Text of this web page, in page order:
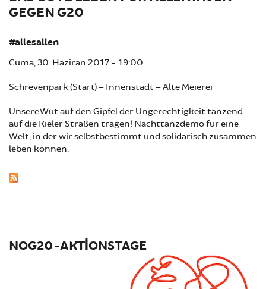
GEGEN G20
#allesallen
Cuma, 30. Haziran 2017 - 19:00
Schrevenpark (Start) – Innenstadt – Alte Meierei
Unsere Wut auf den Gipfel der Ungerechtigkeit tanzend
auf die Kieler Straßen tragen! Nachttanzdemo für eine
Welt, in der wir selbstbestimmt und solidarisch zusammen
leben können.
NOG20-AKTIONSTAGE